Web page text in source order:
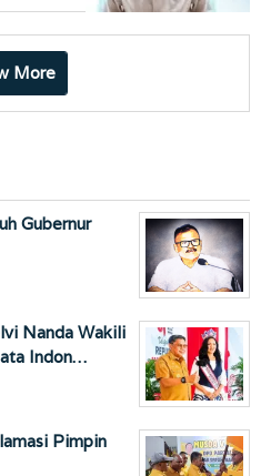
More
Gubernur
Nanda Wakili
Indon…
Pimpin